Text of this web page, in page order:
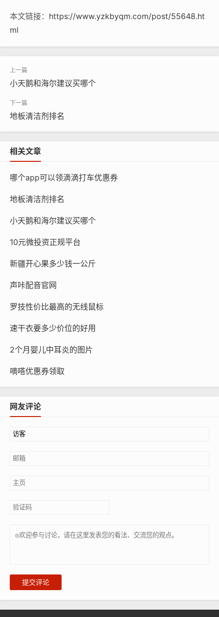
本文链接： https://www.yzkbyqm.com/post/55648.ht
ml
小天鹅和海尔建议买哪个
地板清洁剂排名
相关文章
哪个app可以领滴滴打车优惠券
地板清洁剂排名
小天鹅和海尔建议买哪个
10元微投资正规平台
新疆开心果多少钱一公斤
声咔配音官网
罗技性价比最高的无线鼠标
速干衣要多少价位的好用
2个月婴儿中耳炎的图片
嘀嗒优惠券领取
网友评论
提交评论